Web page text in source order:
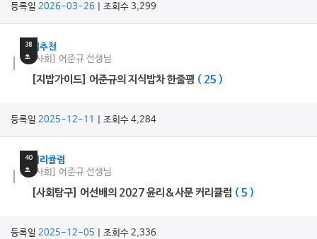
등록일 2026-03-26 | 조회수 3,299
38
초
쌤추천
[사회] 어준규 선생님
[지밥가이드] 어준규의 지식밥차 한줄평 ( 25 )
등록일 2025-12-11 | 조회수 4,284
40
초
커리큘럼
[사회] 어준규 선생님
[사회탐구] 어선배의 2027 윤리&사문 커리큘럼 ( 5 )
등록일 2025-12-05 | 조회수 2,336